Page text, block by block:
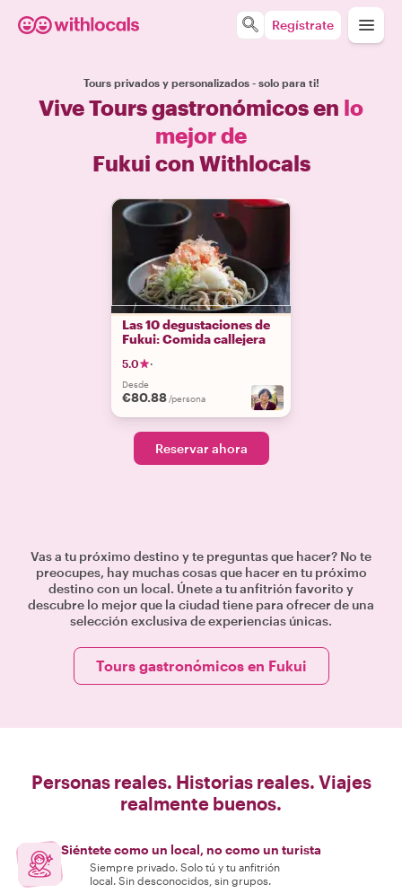
Regístrate
Tours privados y personalizados - solo para ti!
Vive Tours gastronómicos en lo
mejor de
Fukui con Withlocals
Las 10 degustaciones de
Fukui: Comida callejera
5.0 ·
Desde
€80.88 /persona
Reservar ahora
Vas a tu próximo destino y te preguntas que hacer? No te
preocupes, hay muchas cosas que hacer en tu próximo
destino con un local. Únete a tu anfitrión favorito y
descubre lo mejor que la ciudad tiene para ofrecer de una
selección exclusiva de experiencias únicas.
Tours gastronómicos en Fukui
Personas reales. Historias reales. Viajes
realmente buenos.
Siéntete como un local, no como un turista
Siempre privado. Solo tú y tu anfitrión
local. Sin desconocidos, sin grupos.